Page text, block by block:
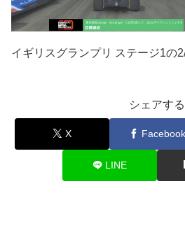
イギリスグランプリ ステージ1の
シェアする
X Facebook
LINE